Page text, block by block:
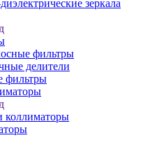
зеркала
фильтры
делители
фильтры
коллиматоры